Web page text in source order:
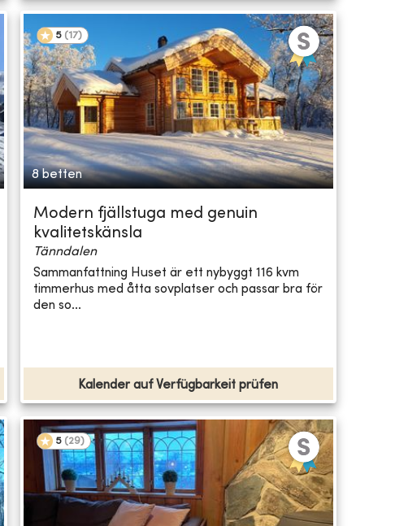
5 (17)
8 betten
Modern fjällstuga med genuin
kvalitetskänsla
Tänndalen
Sammanfattning Huset är ett nybyggt 116 kvm
timmerhus med åtta sovplatser och passar bra för
den so...
Kalender auf Verfügbarkeit prüfen
5 (29)